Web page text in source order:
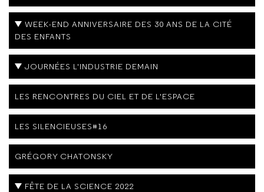
WEEK-END ANNIVERSAIRE DES 30 ANS DE LA CITÉ
DES ENFANTS
JOURNÉES L'INDUSTRIE DEMAIN
LES RENCONTRES DU CIEL ET DE L'ESPACE
LES SILENCIEUSES#16
GRÉGORY CHATONSKY
FÊTE DE LA SCIENCE 2022